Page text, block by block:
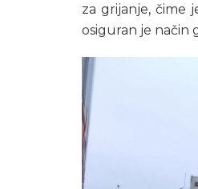
za grijanje, čime
osiguran je način